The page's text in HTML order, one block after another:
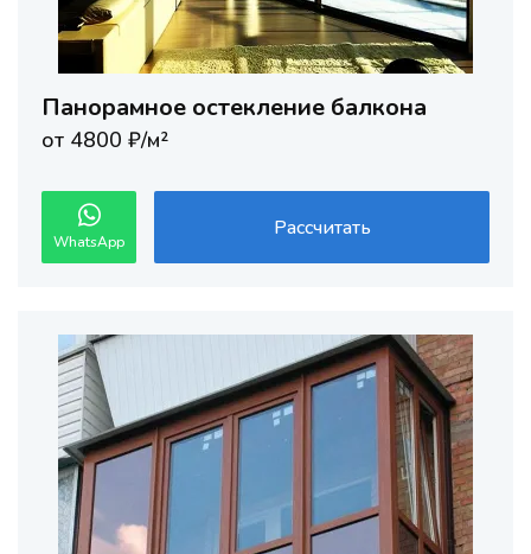
Панорамное остекление балкона
от 4800 ₽/м²
WhatsApp
Рассчитать